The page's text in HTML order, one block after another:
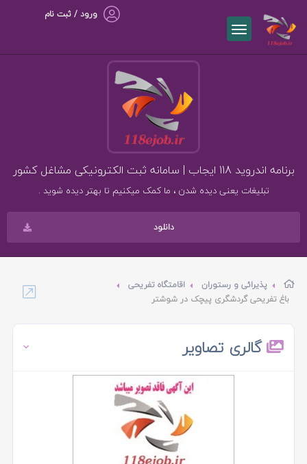
ورود / ثبت نام
برنامه اندروید 118 ایجاب | سامانه ثبت الکترونیکی مشاغل کشور
تبلیغات یعنی دیده شدن ، ما کمک میکنیم تا بهتر دیده شوید .
دانلود
پذیرائی و رستوران
اقامتگاه تفریحی
باغ تفریحی گردشگری پیچک در شوشتر
گالری تصاویر